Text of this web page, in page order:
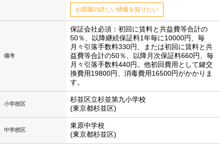
お部屋の詳しい情報を知りたい
備考
保証会社必須：初回に賃料と共益費等合計の
50％、以降継続保証料1年毎に10000円、毎
月々引落手数料330円、または初回に賃料と共
益費等合計の50％、以降月次保証料660円、毎
月々引落手数料440円。他初回費用として鍵交
換費用19800円、消毒費用16500円がかかりま
す。
小学校区
杉並区立杉並第九小学校
(東京都杉並区)
中学校区
東原中学校
(東京都杉並区)